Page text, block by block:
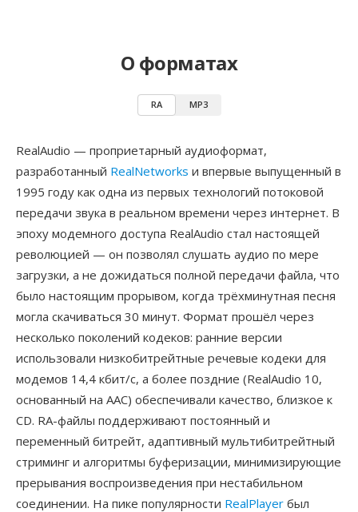
О форматах
RA MP3
RealAudio — проприетарный аудиоформат,
разработанный RealNetworks и впервые выпущенный в
1995 году как одна из первых технологий потоковой
передачи звука в реальном времени через интернет. В
эпоху модемного доступа RealAudio стал настоящей
революцией — он позволял слушать аудио по мере
загрузки, а не дожидаться полной передачи файла, что
было настоящим прорывом, когда трёхминутная песня
могла скачиваться 30 минут. Формат прошёл через
несколько поколений кодеков: ранние версии
использовали низкобитрейтные речевые кодеки для
модемов 14,4 кбит/с, а более поздние (RealAudio 10,
основанный на AAC) обеспечивали качество, близкое к
CD. RA-файлы поддерживают постоянный и
переменный битрейт, адаптивный мультибитрейтный
стриминг и алгоритмы буферизации, минимизирующие
прерывания воспроизведения при нестабильном
соединении. На пике популярности RealPlayer был